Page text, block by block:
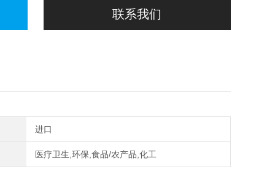
联系我们
进口
医疗卫生,环保,食品/农产品,化工